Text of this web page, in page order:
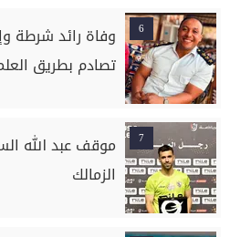
6
تصادم بطريق
7
موقف عبد الله
الزمالك